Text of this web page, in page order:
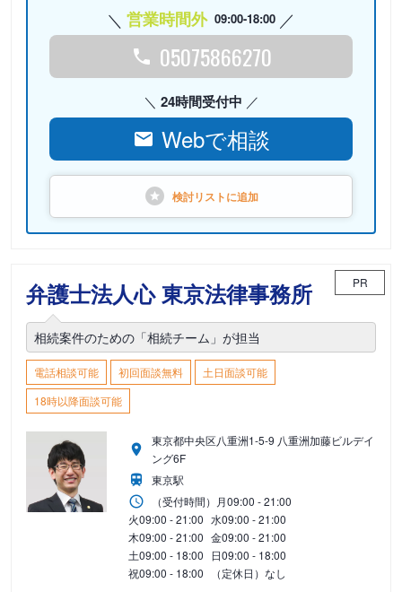
営業時間外 09:00-18:00
05075866270
24時間受付中
Webで相談
検討リストに追加
弁護士法人心 東京法律事務所 PR
相続案件のための「相続チーム」が担当
電話相談可能 初回面談無料
土日面談可能
18時以降面談可能
東京都中央区八重洲1-5-9 八重洲加藤ビルデイ
ング6F
東京駅
（受付時間） 月09:00 - 21:00
火09:00 - 21:00 水09:00 - 21:00
木09:00 - 21:00 金09:00 - 21:00
土09:00 - 18:00 日09:00 - 18:00
祝09:00 - 18:00 （定休日）なし